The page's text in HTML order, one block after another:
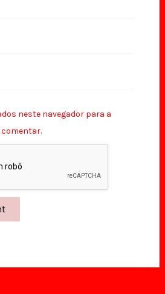
neste navegador para a
comentar.